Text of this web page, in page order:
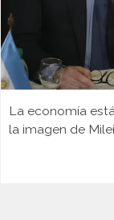
La economía
la imagen de Milei